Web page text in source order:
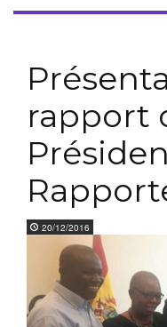
rapport
20/12/2016